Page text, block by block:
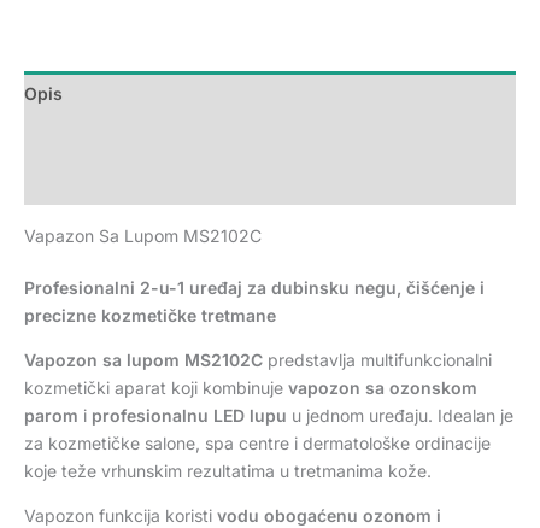
Opis
Vapazon Sa Lupom MS2102C
Profesionalni 2-u-1 uređaj za dubinsku negu, čišćenje i
precizne kozmetičke tretmane
Vapozon sa lupom MS2102C predstavlja multifunkcionalni
kozmetički aparat koji kombinuje vapozon sa ozonskom
parom i profesionalnu LED lupu u jednom uređaju. Idealan je
za kozmetičke salone, spa centre i dermatološke ordinacije
koje teže vrhunskim rezultatima u tretmanima kože.
Vapozon funkcija koristi vodu obogaćenu ozonom i